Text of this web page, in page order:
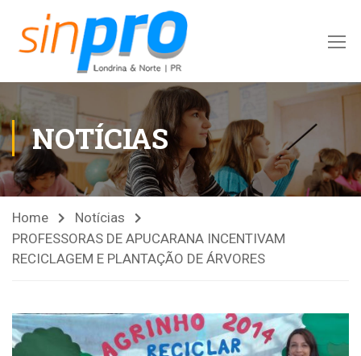
NOTÍCIAS
Home
Notícias
PROFESSORAS DE APUCARANA INCENTIVAM
RECICLAGEM E PLANTAÇÃO DE ÁRVORES